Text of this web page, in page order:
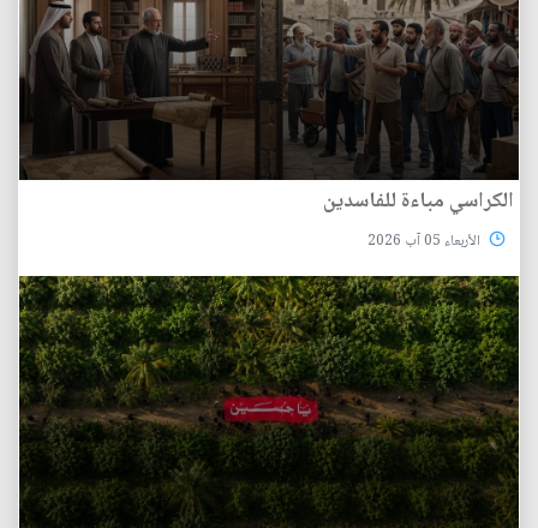
الكراسي مباءة للفاسدين
الأربعاء 05 آب 2026